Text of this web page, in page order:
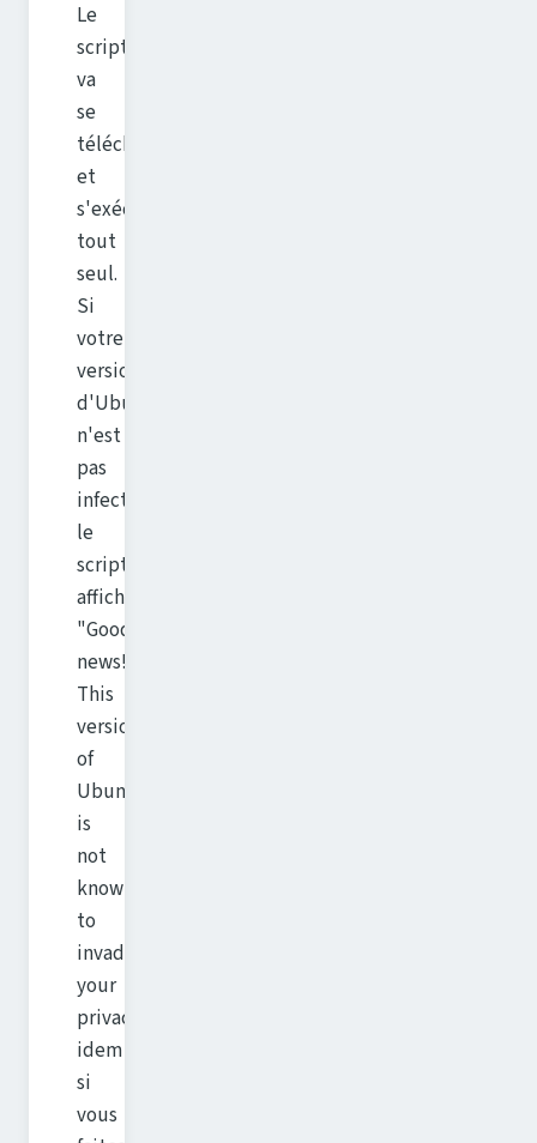
Le
script
va
se
télécharger
et
s'exécuter
tout
seul.
Si
votre
version
d'Ubuntu
n'est
pas
infectée,
le
script
affichera
"Good
news!
This
version
of
Ubuntu
is
not
known
to
invade
your
privacy.",
idem
si
vous